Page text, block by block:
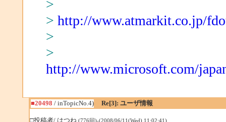
>
>http://www.atmarkit.co.jp/
>
>
http://www.microsoft.com/
■20498 / inTopicNo.4) Re[3]: ユーザ情報
□投稿者/ はつね (776回)-(2008/06/11(Wed) 11:02:41)